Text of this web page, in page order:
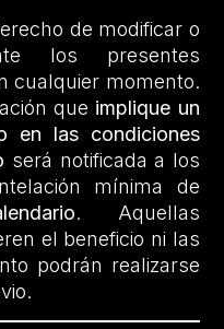
de modificar o
los presentes
cualquier momento.
que implique un
en las condiciones
será notificada a los
mínima de
. Aquellas
el beneficio ni las
podrán realizarse